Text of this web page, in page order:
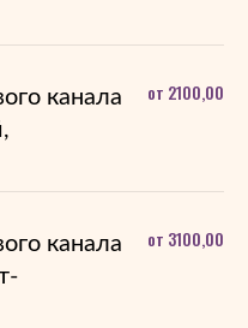
канала
от 2100,00
канала
от 3100,00